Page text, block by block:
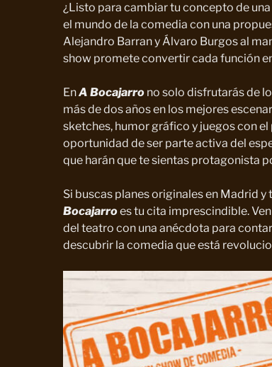
¿Listo para cambiar tu concepto de
el mundo de la comedia con una
Alejandro Barran y Álvaro Burgos al
show promete convertir cada función
EnA Bocajarro no solo disfrutarás de
más de dos años en los mejores
sketches, humor gráfico y juegos con
oportunidad de ser parte activa del
que harán que te sientas protagonista
Si buscas planes originales en Madrid
Bocajarroes tu cita imprescindible.
del teatro con una anécdota para
descubrir la comedia que está